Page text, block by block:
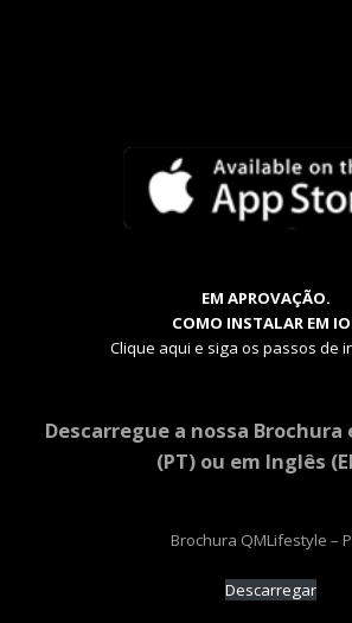
EM APROVAÇÃO.
COMO INSTALAR EM
Clique aqui e siga os passos de
Descarregue a nossa
(PT) ou em Inglês
Brochura QMLifestyle –
Descarregar